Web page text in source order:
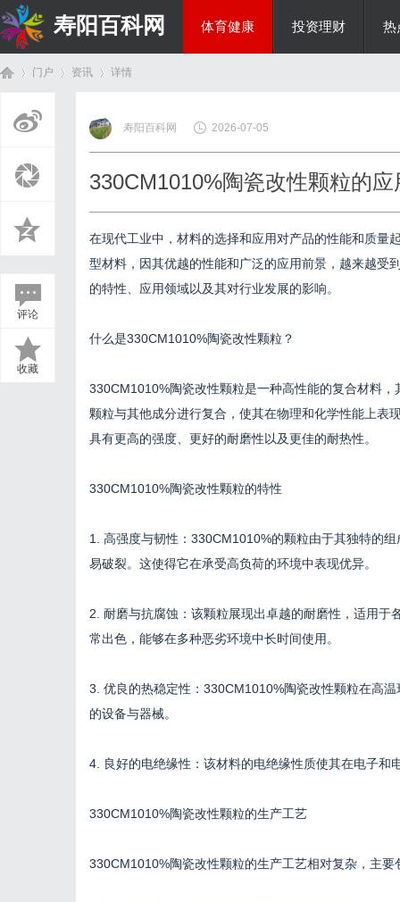
寿阳百科网 体育健康 投资理财 热
门户 资讯
›
详情
评论
收藏
寿阳百科网 2026-07-05
330CM1010%陶瓷改性颗粒的
在现代工业中，材料的选择和应用对产品的性能和质量
型材料，因其优越的性能和广泛的应用前景，越来越受
的特性、应用领域以及其对行业发展的影响。
什么是330CM1010%陶瓷改性颗粒？
330CM1010%陶瓷改性颗粒是一种高性能的复合材料
颗粒与其他成分进行复合，使其在物理和化学性能上表
具有更高的强度、更好的耐磨性以及更佳的耐热性。
330CM1010%陶瓷改性颗粒的特性
1. 高强度与韧性：330CM1010%的颗粒由于其独特的
易破裂。这使得它在承受高负荷的环境中表现优异。
2. 耐磨与抗腐蚀：该颗粒展现出卓越的耐磨性，适用
常出色，能够在多种恶劣环境中长时间使用。
3. 优良的热稳定性：330CM1010%陶瓷改性颗粒在高
的设备与器械。
4. 良好的电绝缘性：该材料的电绝缘性质使其在电子
330CM1010%陶瓷改性颗粒的生产工艺
330CM1010%陶瓷改性颗粒的生产工艺相对复杂，主要